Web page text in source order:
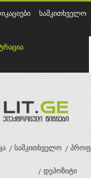
სამკითხველო
სამკითხველო
დეპოზიტი